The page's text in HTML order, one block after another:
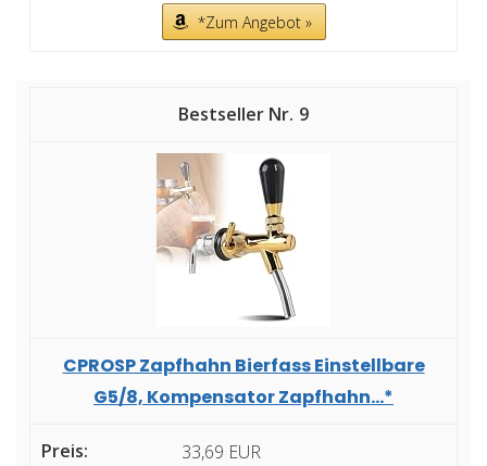
*Zum Angebot »
9
CPROSP Zapfhahn Bierfass Einstellbare
G5/8, Kompensator Zapfhahn...*
33,69 EUR